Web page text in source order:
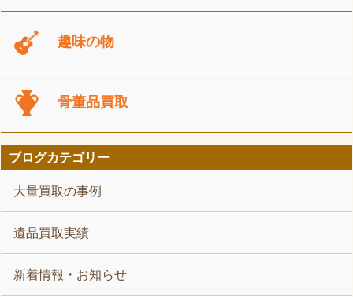
趣味の物
骨董品買取
ブログカテゴリー
大量買取の事例
遺品買取実績
新着情報・お知らせ